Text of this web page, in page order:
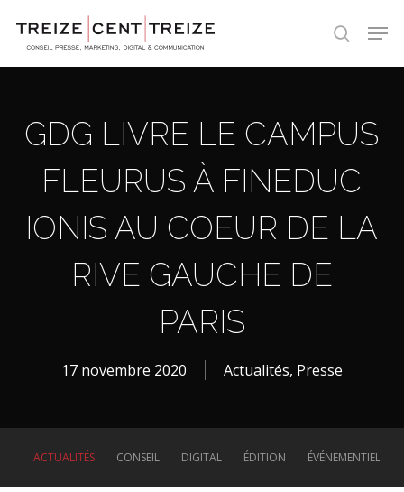
search
GDG LIVRE LE CAMPUS
FLEURUS À FINEDUC
IONIS AU COEUR DE LA
RIVE GAUCHE DE
PARIS
17 novembre 2020 Actualités, Presse
ACTUALITÉS CONSEIL DIGITAL ÉDITION ÉVÉNEMENTIEL